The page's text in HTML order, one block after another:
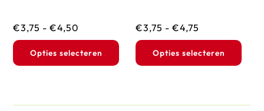
€3,75 - €4,50
€3,75
Opties selecteren
Dit
product
€3,75 - €4,75
€3,75
tot
Opties selecteren
Dit